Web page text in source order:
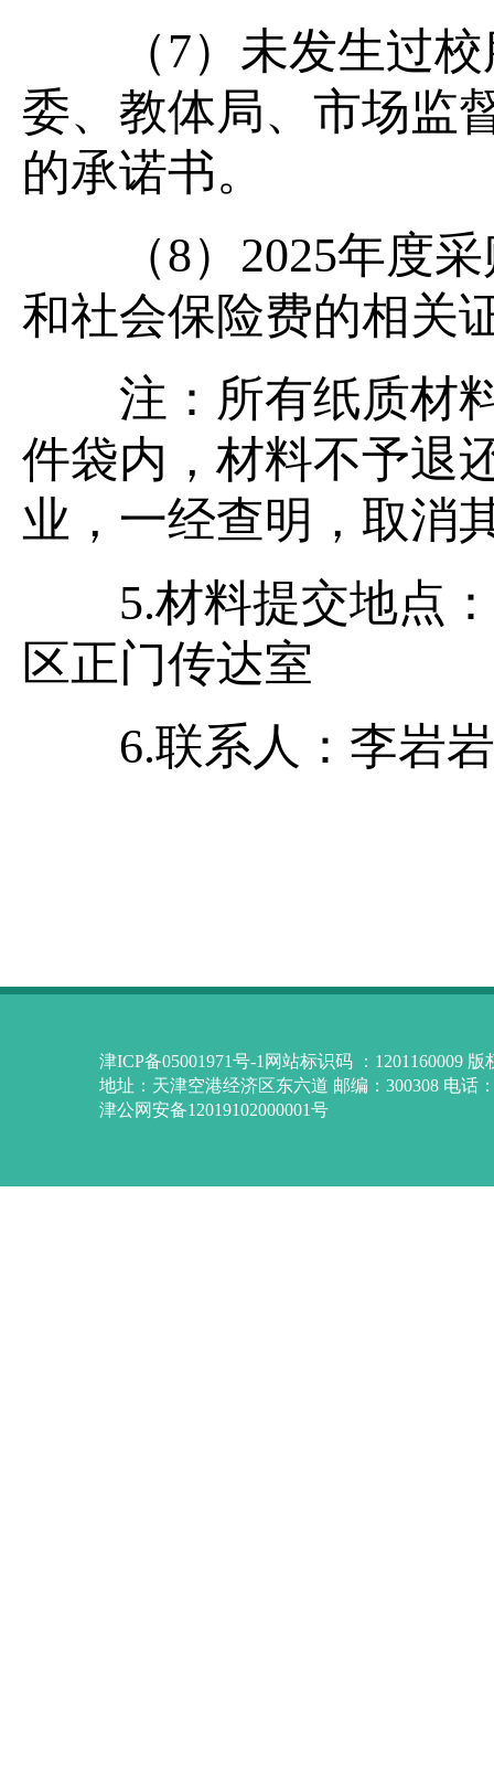
（7）未发生过校
委、教体局、市场监
的承诺书。
（8）2025年度采
和社会保险费的相关
注：所有纸质材料
件袋内，材料不予退
业，一经查明，取消
5.材料提交地点：
区正门传达室
6.联系人：李岩岩
津ICP备05001971号-1网站标识码 ：1201160009
地址：天津空港经济区东六道 邮编：300308 电话
津公网安备12019102000001号